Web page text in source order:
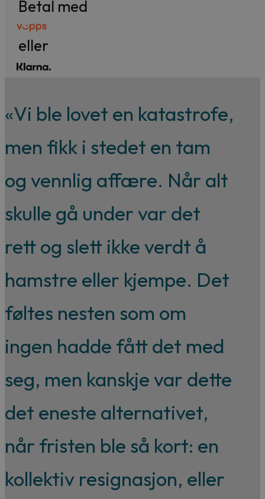
Våre
Betal med
eller
«Vi ble lovet en katastrofe,
men fikk i stedet en tam
og vennlig affære. Når alt
skulle gå under var det
rett og slett ikke verdt å
hamstre eller kjempe. Det
føltes nesten som om
ingen hadde fått det med
seg, men kanskje var dette
det eneste alternativet,
når fristen ble så kort: en
kollektiv resignasjon, eller